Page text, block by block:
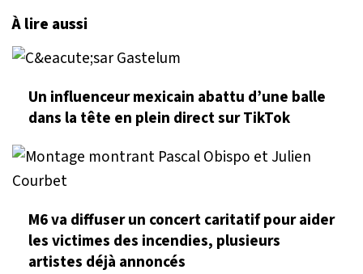
À lire aussi
Un influenceur mexicain abattu d’une balle
dans la tête en plein direct sur TikTok
M6 va diffuser un concert caritatif pour aider
les victimes des incendies, plusieurs
artistes déjà annoncés